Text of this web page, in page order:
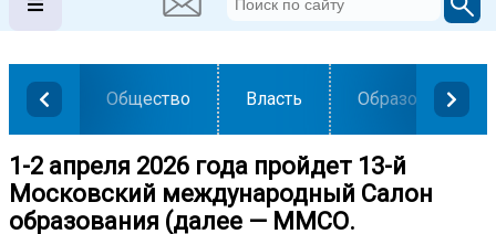
Общество Власть Образование
1-2 апреля 2026 года пройдет 13-й
Московский международный Салон
образования (далее — ММСО.